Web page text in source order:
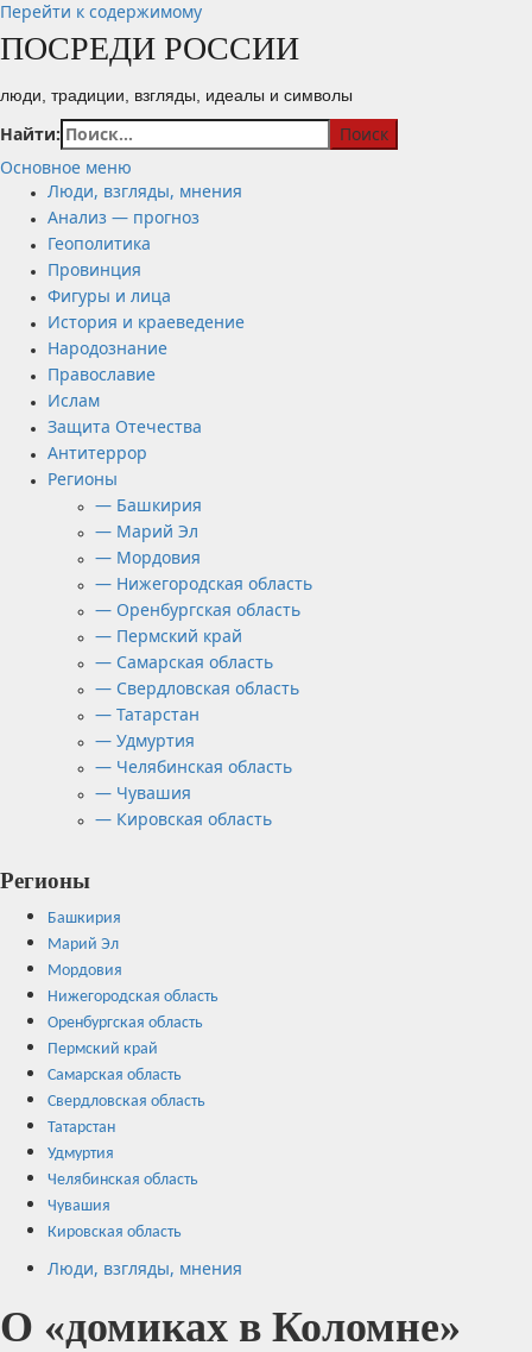
Перейти к содержимому
ПОСРЕДИ РОССИИ
люди, традиции, взгляды, идеалы и символы
Найти:
Основное меню
Люди, взгляды, мнения
Анализ — прогноз
Геополитика
Провинция
Фигуры и лица
История и краеведение
Народознание
Православие
Ислам
Защита Отечества
Антитеррор
Регионы
— Башкирия
— Марий Эл
— Мордовия
— Нижегородская область
— Оренбургская область
— Пермский край
— Самарская область
— Свердловская область
— Татарстан
— Удмуртия
— Челябинская область
— Чувашия
— Кировская область
Регионы
Башкирия
Марий Эл
Мордовия
Нижегородская область
Оренбургская область
Пермский край
Самарская область
Свердловская область
Татарстан
Удмуртия
Челябинская область
Чувашия
Кировская область
Люди, взгляды, мнения
О «домиках в Коломне»